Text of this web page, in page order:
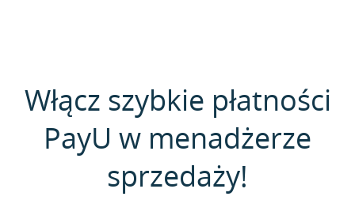
Włącz szybkie płatności
PayU w menadżerze
sprzedaży!